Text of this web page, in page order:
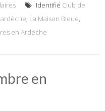
Identifié Club de
, La Maison Bleue,
en Ardèche
en